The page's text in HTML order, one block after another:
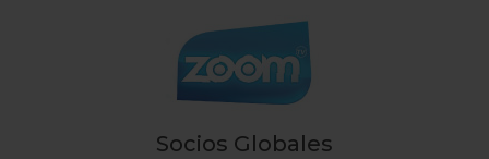
Socios Globales